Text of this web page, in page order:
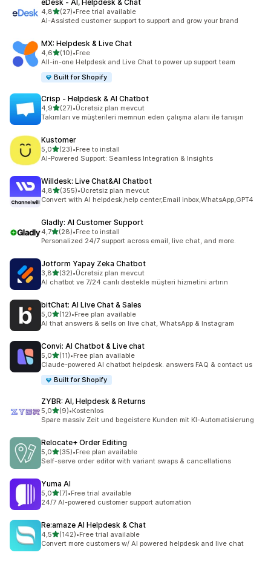
eDesk ‑ AI, Helpdesk & Chat
4,85 yıldız üzerinden
(27)
toplam 27 değerlendirme
•Free trial available
AI-Assisted customer support to support and grow your brand
MX: Helpdesk & Live Chat
4,65 yıldız üzerinden
(10)
toplam 10 değerlendirme
•Free
All-in-one Helpdesk and Live Chat to power up support team
Built for Shopify
Crisp ‑ Helpdesk & AI Chatbot
4,95 yıldız üzerinden
(27)
toplam 27 değerlendirme
•Ücretsiz plan mevcut
Takımları ve müşterileri memnun eden çalışma alanı ile tanışın
Kustomer
5,05 yıldız üzerinden
(23)
toplam 23 değerlendirme
•Free to install
AI-Powered Support: Seamless Integration & Insights
Willdesk: Live Chat&AI Chatbot
4,85 yıldız üzerinden
(355)
toplam 355 değerlendirme
•Ücretsiz plan mevcut
Convert with AI helpdesk,help center,Email inbox,WhatsApp,GPT4
Gladly: AI Customer Support
4,75 yıldız üzerinden
(28)
toplam 28 değerlendirme
•Free to install
Personalized 24/7 support across email, live chat, and more.
Jotform Yapay Zeka Chatbot
3,85 yıldız üzerinden
(32)
toplam 32 değerlendirme
•Ücretsiz plan mevcut
AI chatbot ve 7/24 canlı destekle müşteri hizmetini artırın
bitChat: AI Live Chat & Sales
5,05 yıldız üzerinden
(12)
toplam 12 değerlendirme
•Free plan available
AI that answers & sells on live chat, WhatsApp & Instagram
Convi: AI Chatbot & Live chat
5,05 yıldız üzerinden
(11)
toplam 11 değerlendirme
•Free plan available
Claude-powered AI chatbot helpdesk. answers FAQ & contact us
Built for Shopify
ZYBR: AI, Helpdesk & Returns
5,05 yıldız üzerinden
(9)
toplam 9 değerlendirme
•Kostenlos
Spare massiv Zeit und begeistere Kunden mit KI-Automatisierung
Relocate+ Order Editing
5,05 yıldız üzerinden
(35)
toplam 35 değerlendirme
•Free plan available
Self-serve order editor with variant swaps & cancellations
Yuma AI
5,05 yıldız üzerinden
(7)
toplam 7 değerlendirme
•Free trial available
24/7 AI-powered customer support automation
Re:amaze AI Helpdesk & Chat
4,55 yıldız üzerinden
(142)
toplam 142 değerlendirme
•Free trial available
Convert more customers w/ AI powered helpdesk and live chat